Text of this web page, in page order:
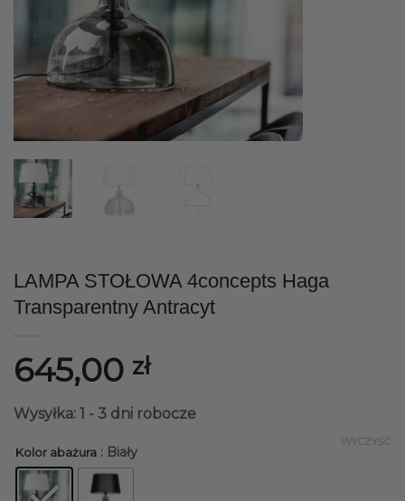
LAMPA STOŁOWA 4concepts Haga
Transparentny Antracyt
645,00 zł
Wysyłka: 1 - 3 dni robocze
Kolor abażura : Biały
WYCZYŚĆ